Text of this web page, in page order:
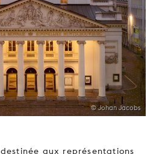
JEUNE
PUBLIC
LA
MONNAIE
NOUS
SOUTENIR
© Johan Jacobs
aux représentations